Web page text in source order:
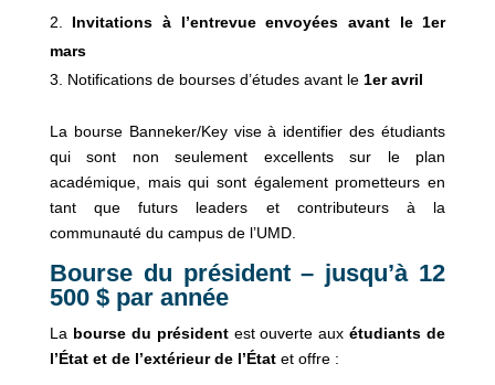
Invitations à l’entrevue envoyées avant le 1er
mars
Notifications de bourses d’études avant le 1er avril
La bourse Banneker/Key vise à identifier des étudiants
qui sont non seulement excellents sur le plan
académique, mais qui sont également prometteurs en
tant que futurs leaders et contributeurs à la
communauté du campus de l’UMD.
Bourse du président – jusqu’à 12
500 $ par année
La bourse du présidentest ouverte auxétudiants de
l’État et de l’extérieur de l’Étatet offre :